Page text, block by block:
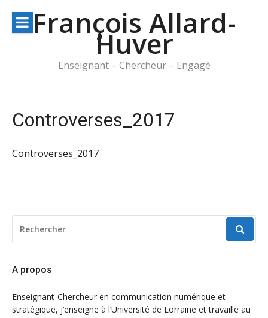
contenuFrançois Allard-
Huver
Enseignant – Chercheur – Engagé
Controverses_2017
Controverses_2017
POUR
:
A propos
Enseignant-Chercheur en communication numérique et
stratégique, j’enseigne à l’Université de Lorraine et travaille au